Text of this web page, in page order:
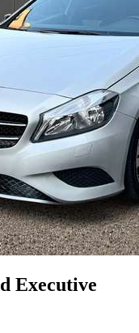
d Executive